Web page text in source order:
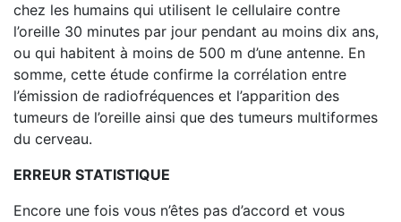
chez les humains qui utilisent le cellulaire contre
l’oreille 30 minutes par jour pendant au moins dix ans,
ou qui habitent à moins de 500 m d’une antenne. En
somme, cette étude confirme la corrélation entre
l’émission de radiofréquences et l’apparition des
tumeurs de l’oreille ainsi que des tumeurs multiformes
du cerveau.
ERREUR STATISTIQUE
Encore une fois vous n’êtes pas d’accord et vous